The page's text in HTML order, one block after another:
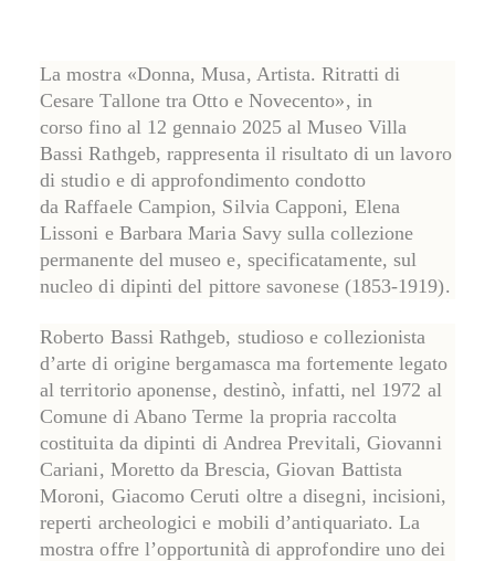
La mostra «Donna, Musa, Artista. Ritratti di
Cesare Tallone tra Otto e Novecento», in
corsofino al 12 gennaio 2025 alMuseo Villa
Bassi Rathgeb, rappresenta il risultato di un lavoro
di studio e di approfondimento condotto
daRaffaele Campion, Silvia Capponi, Elena
Lissoni e Barbara Maria Savysulla collezione
permanente del museo e, specificatamente, sul
nucleo di dipinti del pittore savonese (1853-1919).
Roberto Bassi Rathgeb, studioso e collezionista
d’arte di origine bergamasca ma fortemente legato
al territorio aponense, destinò, infatti, nel 1972 al
Comune di Abano Terme la propria raccolta
costituita da dipinti di Andrea Previtali,Giovanni
Cariani, Moretto da Brescia,Giovan Battista
Moroni, Giacomo Ceruti oltre a disegni, incisioni,
reperti archeologici e mobili d’antiquariato. La
mostra offre l’opportunità di approfondire uno dei